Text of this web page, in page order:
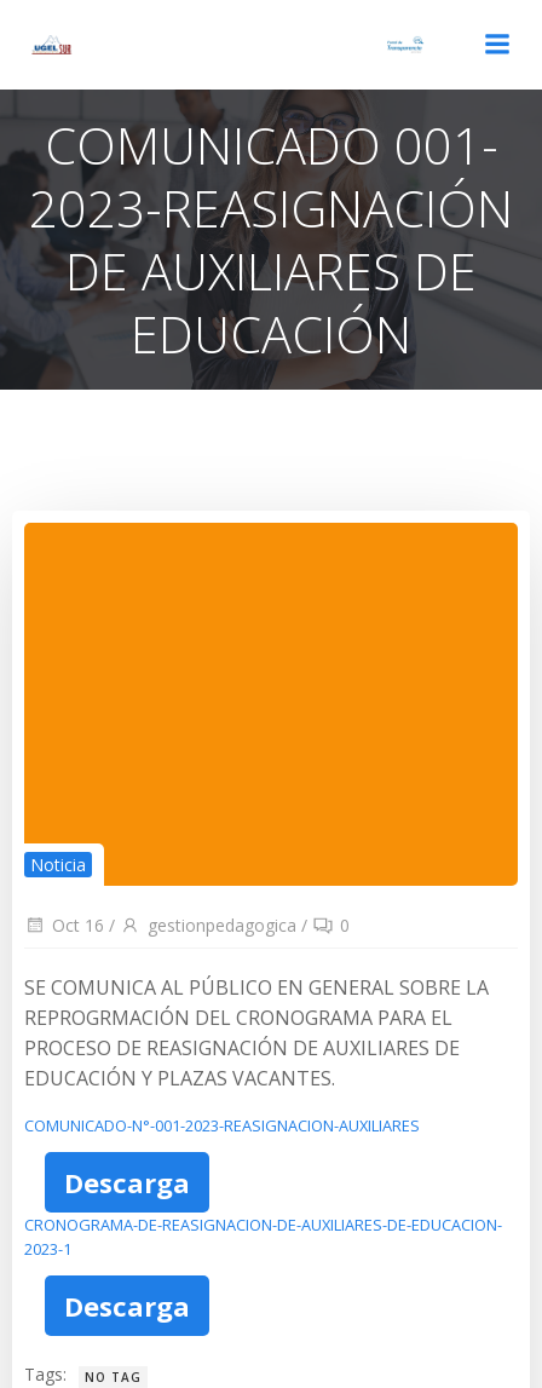
COMUNICADO 001-
2023-REASIGNACIÓN
DE AUXILIARES DE
EDUCACIÓN
Noticia
Oct 16 / gestionpedagogica / 0
SE COMUNICA AL PÚBLICO EN GENERAL SOBRE LA
REPROGRMACIÓN DEL CRONOGRAMA PARA EL
PROCESO DE REASIGNACIÓN DE AUXILIARES DE
EDUCACIÓN Y PLAZAS VACANTES.
COMUNICADO-N°-001-2023-REASIGNACION-AUXILIARES
Descarga
CRONOGRAMA-DE-REASIGNACION-DE-AUXILIARES-DE-EDUCACION-
2023-1
Descarga
Tags: NO TAG